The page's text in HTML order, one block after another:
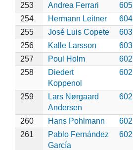
253
Andrea Ferrari
605
254
Hermann Leitner
604
255
José Luis Copete
603
256
Kalle Larsson
603
257
Poul Holm
602
258
Diedert
Koppenol
602
259
Lars Nørgaard
Andersen
602
260 Hans Pohlmann
602
261
Pablo Fernández
García
602